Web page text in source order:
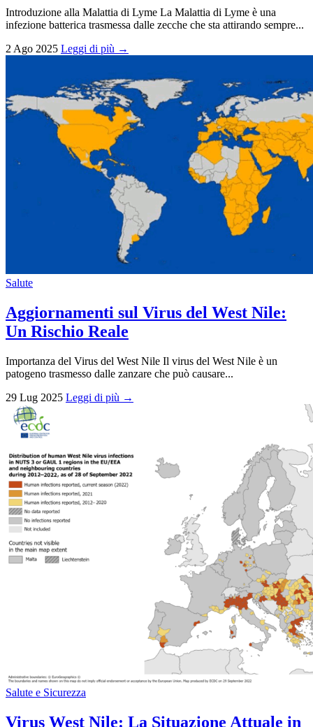
Introduzione alla Malattia di Lyme La Malattia di Lyme è una
infezione batterica trasmessa dalle zecche che sta attirando sempre...
2 Ago 2025 Leggi di più →
Salute
Aggiornamenti sul Virus del West Nile:
Un Rischio Reale
Importanza del Virus del West Nile Il virus del West Nile è un
patogeno trasmesso dalle zanzare che può causare...
29 Lug 2025 Leggi di più →
Salute e Sicurezza
Virus West Nile: La Situazione Attuale in